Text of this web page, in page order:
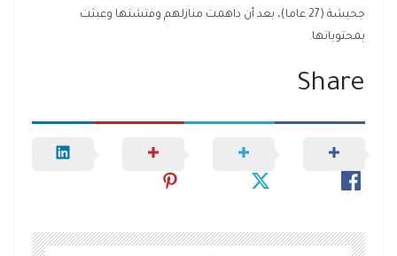
جحيشة (27 عاما)، بعد أن داهمت منازلهم وفتشتها وعبثت
بمحتوياتها.
Share